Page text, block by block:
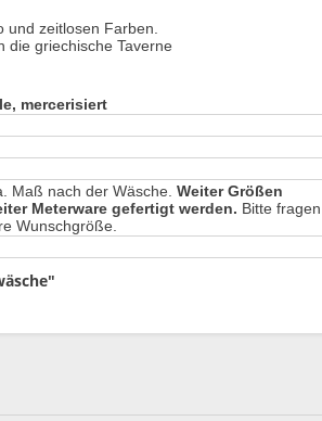
und zeitlosen Farben.
die griechische Taverne
mercerisiert
Maß nach der Wäsche. Weiter Größen
Meterware gefertigt werden. Bitte
Wunschgröße.